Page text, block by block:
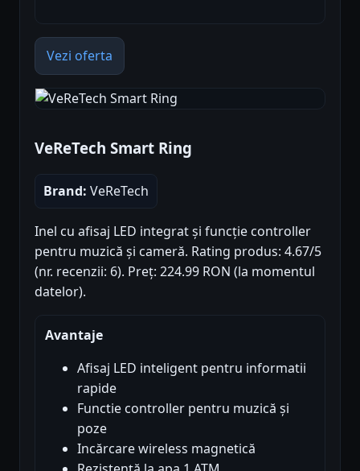
Vezi oferta
VeReTech Smart Ring
Brand: VeReTech
Inel cu afisaj LED integrat și funcție controller
pentru muzică și cameră. Rating produs: 4.67/5
(nr. recenzii: 6). Preț: 224.99 RON (la momentul
datelor).
Avantaje
Afisaj LED inteligent pentru informatii
rapide
Functie controller pentru muzică și
poze
Incărcare wireless magnetică